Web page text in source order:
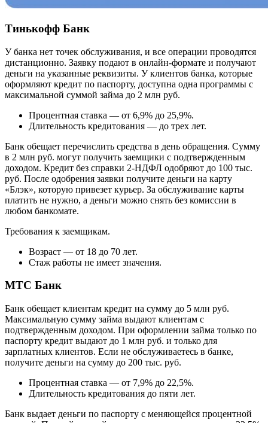
Тинькофф Банк
У банка нет точек обслуживания, и все операции проводятся
дистанционно. Заявку подают в онлайн-формате и получают
деньги на указанные реквизиты. У клиентов банка, которые
оформляют кредит по паспорту, доступна одна программы с
максимальной суммой займа до 2 млн руб.
Процентная ставка — от 6,9% до 25,9%.
Длительность кредитования — до трех лет.
Банк обещает перечислить средства в день обращения. Сумму
в 2 млн руб. могут получить заемщики с подтвержденным
доходом. Кредит без справки 2-НДФЛ одобряют до 100 тыс.
руб. После одобрения заявки получите деньги на карту
«Блэк», которую привезет курьер. За обслуживание карты
платить не нужно, а деньги можно снять без комиссии в
любом банкомате.
Требования к заемщикам.
Возраст — от 18 до 70 лет.
Стаж работы не имеет значения.
МТС Банк
Банк обещает клиентам кредит на сумму до 5 млн руб.
Максимальную сумму займа выдают клиентам с
подтвержденным доходом. При оформлении займа только по
паспорту кредит выдают до 1 млн руб. и только для
зарплатных клиентов. Если не обслуживаетесь в банке,
получите деньги на сумму до 200 тыс. руб.
Процентная ставка — от 7,9% до 22,5%.
Длительность кредитования до пяти лет.
Банк выдает деньги по паспорту с меняющейся процентной